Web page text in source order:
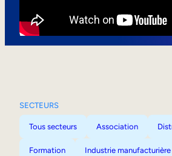
SECTEURS
Tous secteurs Association
Formation Industrie manufacturière